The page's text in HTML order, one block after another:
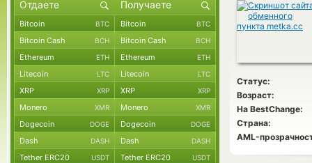
Статус:
Возраст:
На BestChange:
Страна:
AML-
Bitcoin BTC Bitcoin BTC
Bitcoin Cash BCH Bitcoin Cash BCH
Ethereum ETH Ethereum ETH
Litecoin LTC Litecoin LTC
XRP XRP XRP XRP
Monero XMR Monero XMR
Dogecoin DOGE Dogecoin DOGE
Dash DASH Dash DASH
Tether ERC20 USDT Tether ERC20 USDT